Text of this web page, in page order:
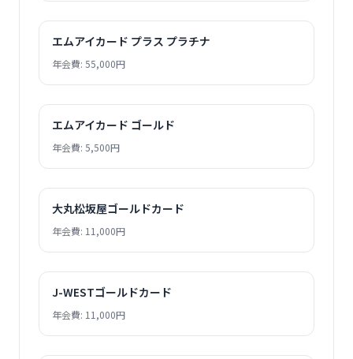
エムアイカード プラス プラチナ
年会費: 55,000円
エムアイカード ゴールド
年会費: 5,500円
大丸松坂屋ゴールドカード
年会費: 11,000円
J-WESTゴールドカード
年会費: 11,000円